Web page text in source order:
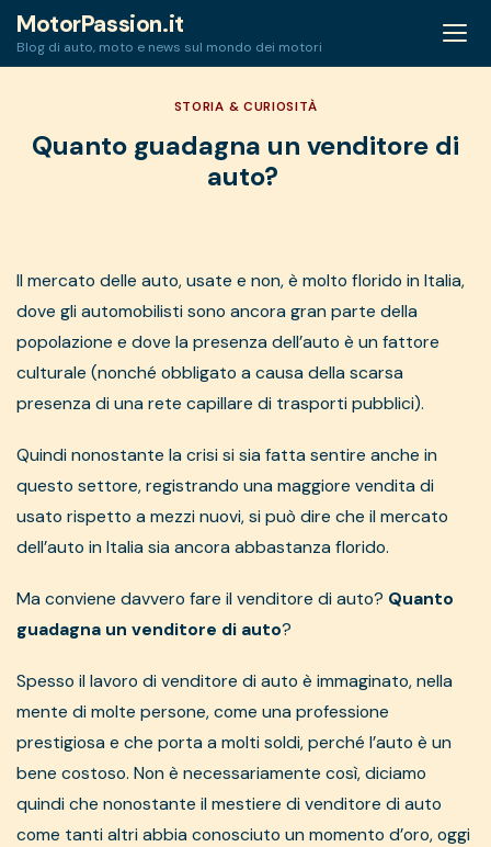
Skip
content
MotorPassion.it
Blog di auto, moto e news sul mondo dei motori
STORIA & CURIOSITÀ
Quanto guadagna un venditore di
auto?
Il mercato delle auto, usate e non, è molto florido in Italia,
dove gli automobilisti sono ancora gran parte della
popolazione e dove la presenza dell’auto è un fattore
culturale (nonché obbligato a causa della scarsa
presenza di una rete capillare di trasporti pubblici).
Quindi nonostante la crisi si sia fatta sentire anche in
questo settore, registrando una maggiore vendita di
usato rispetto a mezzi nuovi, si può dire che il mercato
dell’auto in Italia sia ancora abbastanza florido.
Ma conviene davvero fare il venditore di auto? Quanto
guadagna un venditore di auto?
Spesso il lavoro di venditore di auto è immaginato, nella
mente di molte persone, come una professione
prestigiosa e che porta a molti soldi, perché l’auto è un
bene costoso. Non è necessariamente così, diciamo
quindi che nonostante il mestiere di venditore di auto
come tanti altri abbia conosciuto un momento d’oro, oggi